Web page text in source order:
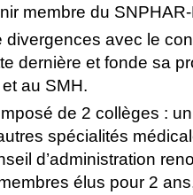
membre du
avec le
dernière et fonde sa
au SMH.
de 2 collèges :
spécialités
d’administration
élus pour 2